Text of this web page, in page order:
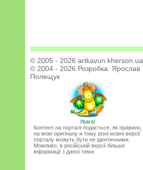
© 2005 - 2026 artkavun.kherson.ua
© 2004 - 2026 Розробка: Ярослав
Полещук
Увага!
Контент на порталі подається, як правило,
на мові оригіналу и тому різні мовні версії
порталу можуть бути не ідентичними.
Можливо, в російській версії більше
інформації з даної теми.